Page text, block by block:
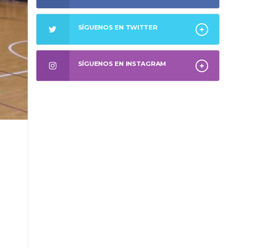
SÍGUENOS EN TWITTER
SÍGUENOS EN INSTAGRAM